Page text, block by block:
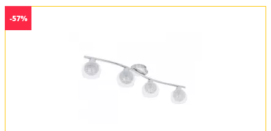
-57%